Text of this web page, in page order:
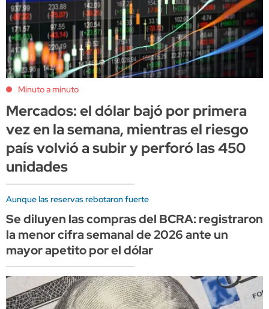
Minuto a minuto
Mercados: el dólar bajó por primera
vez en la semana, mientras el riesgo
país volvió a subir y perforó las 450
unidades
Aunque las reservas rebotaron fuerte
Se diluyen las compras del BCRA: registraron
la menor cifra semanal de 2026 ante un
mayor apetito por el dólar